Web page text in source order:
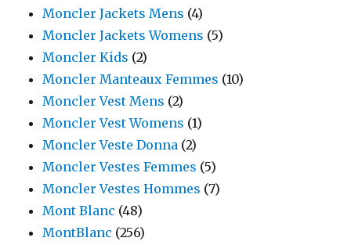
Moncler Jackets Mens (4)
Moncler Jackets Womens (5)
Moncler Kids (2)
Moncler Manteaux Femmes (10)
Moncler Vest Mens (2)
Moncler Vest Womens (1)
Moncler Veste Donna (2)
Moncler Vestes Femmes (5)
Moncler Vestes Hommes (7)
Mont Blanc (48)
MontBlanc (256)